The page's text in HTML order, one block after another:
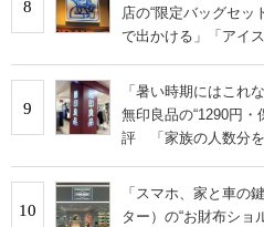
8
店の“限定バッグセッ
で出かける」「アイ
9
「暑い時期にはこれ
無印良品の“1290円
評 「家族の人数分を
10
「スマホ、家と車の
ター）の“お財布ショ